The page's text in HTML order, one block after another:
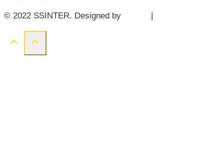
© 2022 SSINTER. Designed by |